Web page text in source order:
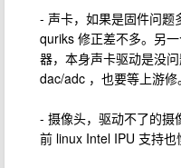
- 声卡，如果是固件问题
quriks 修正差不多。另
器，本身声卡驱动是没
dac/adc ，也要等上游修。
- 摄像头，驱动不了的摄
前 linux Intel IPU 支持